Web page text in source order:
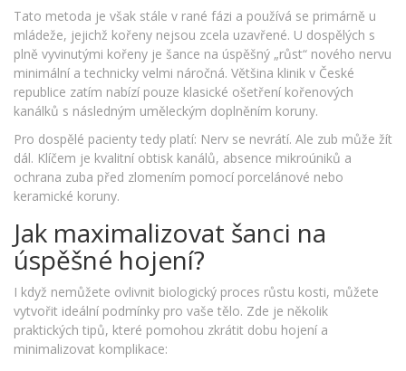
Tato metoda je však stále v rané fázi a používá se primárně u
mládeže, jejichž kořeny nejsou zcela uzavřené. U dospělých s
plně vyvinutými kořeny je šance na úspěšný „růst“ nového nervu
minimální a technicky velmi náročná. Většina klinik v České
republice zatím nabízí pouze klasické ošetření kořenových
kanálků s následným uměleckým doplněním koruny.
Pro dospělé pacienty tedy platí: Nerv se nevrátí. Ale zub může žít
dál. Klíčem je kvalitní obtisk kanálů, absence mikroúniků a
ochrana zuba před zlomením pomocí porcelánové nebo
keramické koruny.
Jak maximalizovat šanci na
úspěšné hojení?
I když nemůžete ovlivnit biologický proces růstu kosti, můžete
vytvořit ideální podmínky pro vaše tělo. Zde je několik
praktických tipů, které pomohou zkrátit dobu hojení a
minimalizovat komplikace: